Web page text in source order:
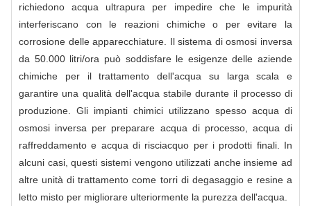
richiedono acqua ultrapura per impedire che le impurità
interferiscano con le reazioni chimiche o per evitare la
corrosione delle apparecchiature. Il sistema di osmosi inversa
da 50.000 litri/ora può soddisfare le esigenze delle aziende
chimiche per il trattamento dell'acqua su larga scala e
garantire una qualità dell'acqua stabile durante il processo di
produzione. Gli impianti chimici utilizzano spesso acqua di
osmosi inversa per preparare acqua di processo, acqua di
raffreddamento e acqua di risciacquo per i prodotti finali. In
alcuni casi, questi sistemi vengono utilizzati anche insieme ad
altre unità di trattamento come torri di degasaggio e resine a
letto misto per migliorare ulteriormente la purezza dell'acqua.